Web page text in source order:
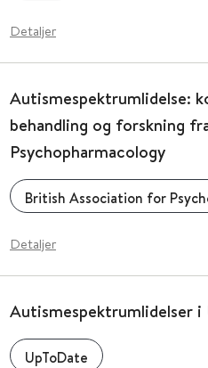
Detaljer
Autismespektrumlidelse:
behandling og forskning
Psychopharmacology
British Association for
Detaljer
Autismespektrumlidelser i
UpToDate